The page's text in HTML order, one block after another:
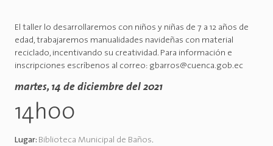
El taller lo desarrollaremos con niños y niñas de 7 a 12 años de
edad, trabajaremos manualidades navideñas con material
reciclado, incentivando su creatividad. Para información e
inscripciones escríbenos al correo: gbarros@cuenca.gob.ec
martes, 14 de diciembre del 2021
14h00
Lugar: Biblioteca Municipal de Baños.